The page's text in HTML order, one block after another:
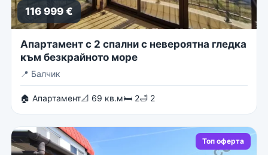
116 999 €
Апартамент с 2 спални с невероятна гледка
към безкрайното море
📍 Балчик
🏠 Апартамент📐 69 кв.м🛏 2🛁 2
Топ оферта